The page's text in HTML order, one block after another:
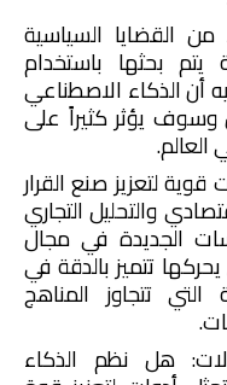
من القضايا السياسية
يتم بحثها باستخدام
أن الذكاء الاصطناعي
يؤثر كثيراً على
لتعزيز صنع القرار
والتحليل التجاري
الجديدة في مجال
تتميز بالدقة في
التي تتجاوز المناهج
هل نظم الذكاء